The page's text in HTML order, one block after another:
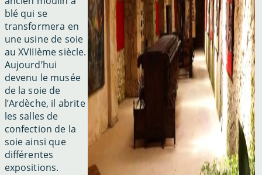
blé qui se
transformera en
une usine de soie
au XVIIIème siècle.
Aujourd’hui
devenu le musée
de la soie de
l’Ardèche, il abrite
les salles de
confection de la
soie ainsi que
différentes
expositions.